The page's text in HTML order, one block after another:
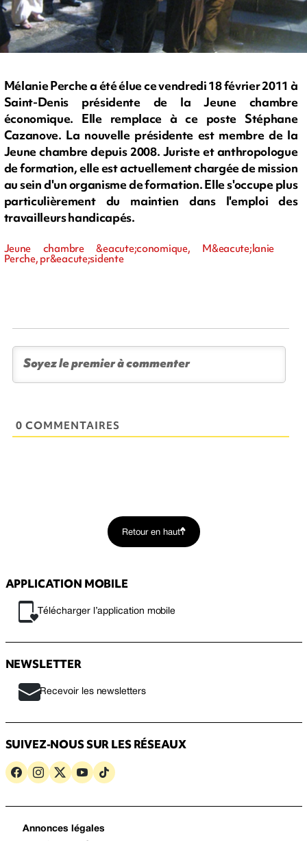
Mélanie Perche a été élue ce vendredi 18 février 2011 à
Saint-Denis présidente de la Jeune chambre
économique. Elle remplace à ce poste Stéphane
Cazanove. La nouvelle présidente est membre de la
Jeune chambre depuis 2008. Juriste et anthropologue
de formation, elle est actuellement chargée de mission
au sein d'un organisme de formation. Elle s'occupe plus
particulièrement du maintien dans l'emploi des
travailleurs handicapés.
Jeune chambre &eacute;conomique, M&eacute;lanie
Perche, pr&eacute;sidente
0 COMMENTAIRES
Retour en haut
APPLICATION MOBILE
Télécharger l’application mobile
NEWSLETTER
Recevoir les newsletters
SUIVEZ-NOUS SUR LES RÉSEAUX
Annonces légales